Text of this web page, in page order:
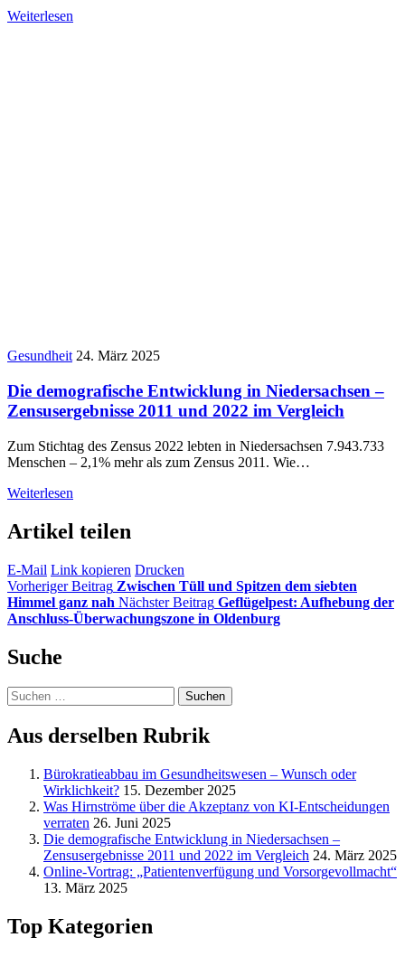
Weiterlesen
Gesundheit 24. März 2025
Die demografische Entwicklung in Niedersachsen –
Zensusergebnisse 2011 und 2022 im Vergleich
Zum Stichtag des Zensus 2022 lebten in Niedersachsen 7.943.733
Menschen – 2,1% mehr als zum Zensus 2011. Wie…
Weiterlesen
Artikel teilen
E-Mail Link kopieren Drucken
Vorheriger Beitrag Zwischen Tüll und Spitzen dem siebten
Himmel ganz nah Nächster Beitrag Geflügelpest: Aufhebung der
Anschluss-Überwachungszone in Oldenburg
Suche
Suchen
nach:
Aus derselben Rubrik
Bürokratieabbau im Gesundheitswesen – Wunsch oder
Wirklichkeit? 15. Dezember 2025
Was Hirnströme über die Akzeptanz von KI-Entscheidungen
verraten 26. Juni 2025
Die demografische Entwicklung in Niedersachsen –
Zensusergebnisse 2011 und 2022 im Vergleich 24. März 2025
Online-Vortrag: „Patientenverfügung und Vorsorgevollmacht“
13. März 2025
Top Kategorien